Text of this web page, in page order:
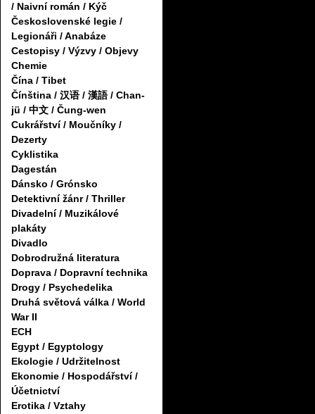
/ Naivní román / Kýč
Československé legie /
Legionáři / Anabáze
Cestopisy / Výzvy / Objevy
Chemie
Čína / Tibet
Čínština / 汉语 / 漢語 / Chan-
jü / 中文 / Čung-wen
Cukrářství / Moučníky /
Dezerty
Cyklistika
Dagestán
Dánsko / Grónsko
Detektivní žánr / Thriller
Divadelní / Muzikálové
plakáty
Divadlo
Dobrodružná literatura
Doprava / Dopravní technika
Drogy / Psychedelika
Druhá světová válka / World
War II
ECH
Egypt / Egyptology
Ekologie / Udržitelnost
Ekonomie / Hospodářství /
Účetnictví
Erotika / Vztahy